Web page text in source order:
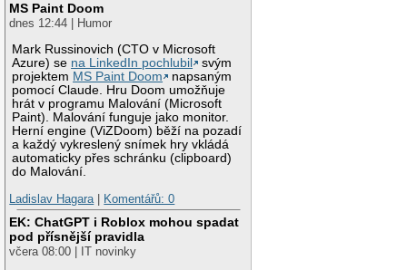
MS Paint Doom
dnes 12:44 | Humor
Mark Russinovich (CTO v Microsoft
Azure) se na LinkedIn pochlubil
svým
projektem MS Paint Doom
napsaným
pomocí Claude. Hru Doom umožňuje
hrát v programu Malování (Microsoft
Paint). Malování funguje jako monitor.
Herní engine (ViZDoom) běží na pozadí
a každý vykreslený snímek hry vkládá
automaticky přes schránku (clipboard)
do Malování.
Ladislav Hagara
Komentářů: 0
EK: ChatGPT i Roblox mohou spadat
pod přísnější pravidla
včera 08:00 | IT novinky